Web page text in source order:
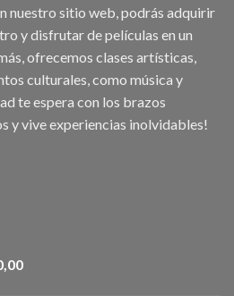
nuestro sitio web, podrás adquirir
y disfrutar de películas en un
ofrecemos clases artísticas,
culturales, como música y
te espera con los brazos
y vive experiencias inolvidables!